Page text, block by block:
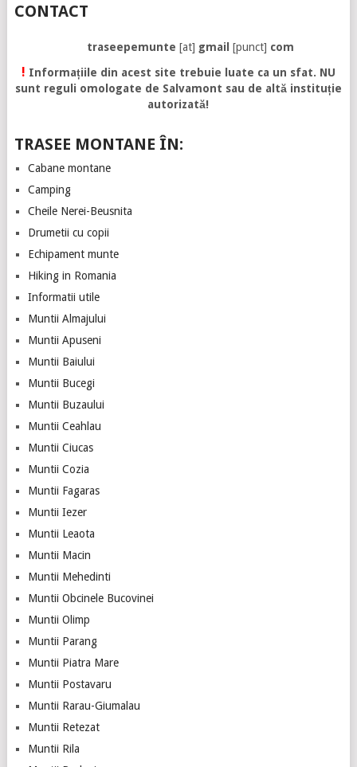
CONTACT
traseepemunte [at] gmail [punct] com
! Informațiile din acest site trebuie luate ca un sfat. NU
sunt reguli omologate de Salvamont sau de altă instituție
autorizată!
TRASEE MONTANE ÎN:
Cabane montane
Camping
Cheile Nerei-Beusnita
Drumetii cu copii
Echipament munte
Hiking in Romania
Informatii utile
Muntii Almajului
Muntii Apuseni
Muntii Baiului
Muntii Bucegi
Muntii Buzaului
Muntii Ceahlau
Muntii Ciucas
Muntii Cozia
Muntii Fagaras
Muntii Iezer
Muntii Leaota
Muntii Macin
Muntii Mehedinti
Muntii Obcinele Bucovinei
Muntii Olimp
Muntii Parang
Muntii Piatra Mare
Muntii Postavaru
Muntii Rarau-Giumalau
Muntii Retezat
Muntii Rila